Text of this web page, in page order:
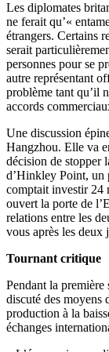
Les diplomates
ne ferait qu’«
étrangers. Certains
serait
personnes pour se
autre représentant
problème tant qu’il
accords
Une discussion
Hangzhou. Elle va
décision de stopper
d’Hinkley Point, un
comptait investir 24
ouvert la porte de
relations entre les
vous après les deux
Tournant critique
Pendant la
discuté des moyens
production à la
échanges